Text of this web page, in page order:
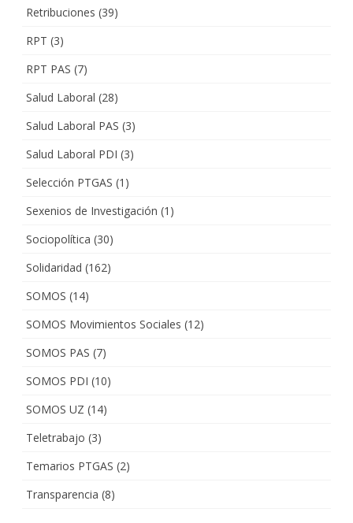
Retribuciones (39)
RPT (3)
RPT PAS (7)
Salud Laboral (28)
Salud Laboral PAS (3)
Salud Laboral PDI (3)
Selección PTGAS (1)
Sexenios de Investigación (1)
Sociopolítica (30)
Solidaridad (162)
SOMOS (14)
SOMOS Movimientos Sociales (12)
SOMOS PAS (7)
SOMOS PDI (10)
SOMOS UZ (14)
Teletrabajo (3)
Temarios PTGAS (2)
Transparencia (8)